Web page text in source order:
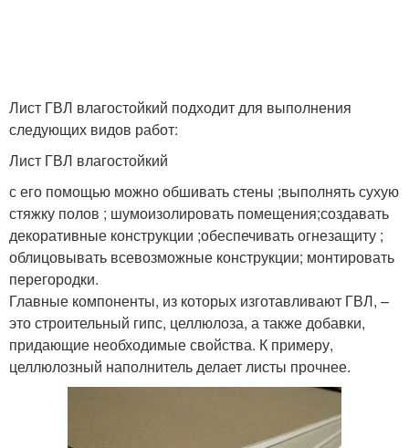
Лист ГВЛ влагостойкий подходит для выполнения
следующих видов работ:
Лист ГВЛ влагостойкий
с его помощью можно обшивать стены ;выполнять сухую
стяжку полов ; шумоизолировать помещения;создавать
декоративные конструкции ;обеспечивать огнезащиту ;
облицовывать всевозможные конструкции; монтировать
перегородки.
Главные компоненты, из которых изготавливают ГВЛ, –
это строительный гипс, целлюлоза, а также добавки,
придающие необходимые свойства. К примеру,
целлюлозный наполнитель делает листы прочнее.